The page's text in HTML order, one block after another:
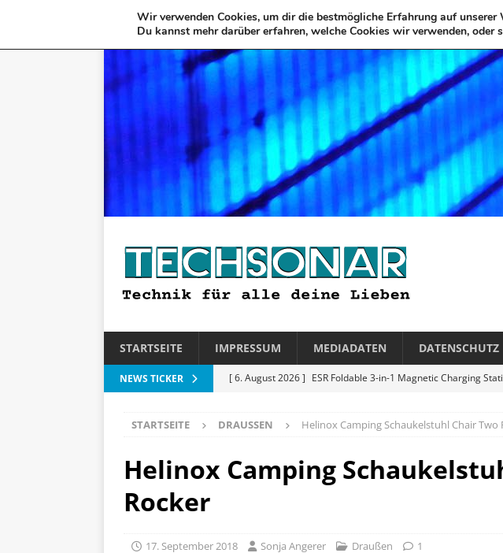
STARTSEITE IMPRESSUM MEDIADATEN DATENSCHUTZ
NEWS TICKER [ 6. August 2026 ] ESR Foldable 3-in-1 Magnetic Charging
[ 5. August 2026 ] Heizkosten sparen: Eve Thermostat macht
SMART HOME
[ 3. August 2026 ]
Moto G87 im Test: Mein Begleiter für
Lichtakzente
HAUS UND HERD
STARTSEITE DRAUSSEN Helinox Camping Schaukelstuhl Chair Two
Helinox Camping
Rocker
17. September 2018 Sonja Angerer Draußen 1
Wir verwenden Cookies, um dir die bestmögliche Erfahrung auf unserer
Du kannst mehr darüber erfahren, welche Cookies wir verwenden, oder